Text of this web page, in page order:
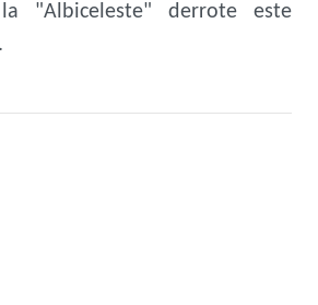
"Albiceleste" derrote este